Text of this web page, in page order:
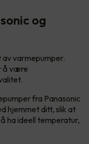
og
varmepumper.
å være
fra Panasonic
hjemmet ditt, slik at
ha ideell temperatur,